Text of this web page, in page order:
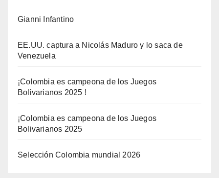
Gianni Infantino
EE.UU. captura a Nicolás Maduro y lo saca de
Venezuela
¡Colombia es campeona de los Juegos
Bolivarianos 2025 !
¡Colombia es campeona de los Juegos
Bolivarianos 2025
Selección Colombia mundial 2026